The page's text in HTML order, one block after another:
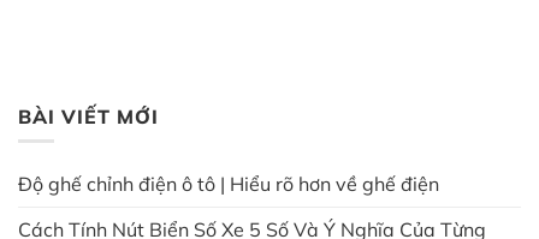
BÀI VIẾT MỚI
Độ ghế chỉnh điện ô tô | Hiểu rõ hơn về ghế điện
Cách Tính Nút Biển Số Xe 5 Số Và Ý Nghĩa Của Từng